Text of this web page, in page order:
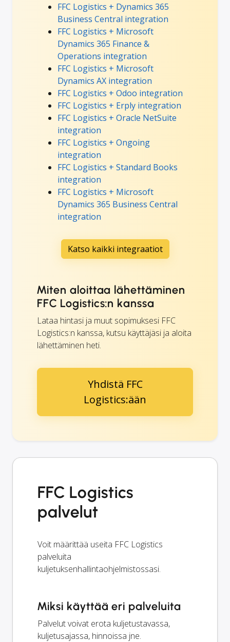
FFC Logistics + Dynamics 365
Business Central integration
FFC Logistics + Microsoft
Dynamics 365 Finance &
Operations integration
FFC Logistics + Microsoft
Dynamics AX integration
FFC Logistics + Odoo integration
FFC Logistics + Erply integration
FFC Logistics + Oracle NetSuite
integration
FFC Logistics + Ongoing
integration
FFC Logistics + Standard Books
integration
FFC Logistics + Microsoft
Dynamics 365 Business Central
integration
Katso kaikki integraatiot
Miten aloittaa lähettäminen
FFC Logistics:n kanssa
Lataa hintasi ja muut sopimuksesi FFC
Logistics:n kanssa, kutsu käyttäjäsi ja aloita
lähettäminen heti.
Yhdistä FFC
Logistics:ään
FFC Logistics
palvelut
Voit määrittää useita FFC Logistics
palveluita
kuljetuksenhallintaohjelmistossasi.
Miksi käyttää eri palveluita
Palvelut voivat erota kuljetustavassa,
kuljetusajassa, hinnoissa jne.